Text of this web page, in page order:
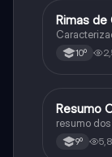
Português
Rimas de
10º
Português
Resumo
resumo
9º